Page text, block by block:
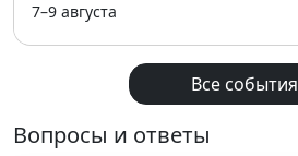
7–9 августа
Все события
Вопросы и ответы